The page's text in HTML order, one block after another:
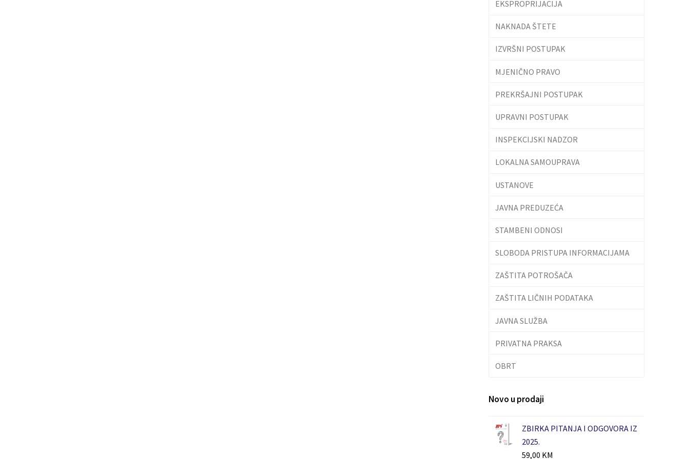
EKSPROPRIJACIJA
NAKNADA ŠTETE
IZVRŠNI POSTUPAK
MJENIČNO PRAVO
PREKRŠAJNI POSTUPAK
UPRAVNI POSTUPAK
INSPEKCIJSKI NADZOR
LOKALNA SAMOUPRAVA
USTANOVE
JAVNA PREDUZEĆA
STAMBENI ODNOSI
SLOBODA PRISTUPA INFORMACIJAMA
ZAŠTITA POTROŠAČA
ZAŠTITA LIČNIH PODATAKA
JAVNA SLUŽBA
PRIVATNA PRAKSA
OBRT
Novo u prodaji
ZBIRKA PITANJA I ODGOVORA IZ
2025.
59,00 KM